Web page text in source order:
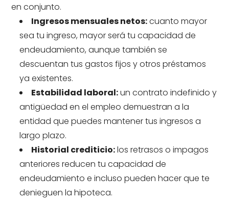
en conjunto.
Ingresos mensuales netos:cuanto mayor
sea tu ingreso, mayor será tu capacidad de
endeudamiento, aunque también se
descuentan tus gastos fijos y otros préstamos
ya existentes.
Estabilidad laboral:un contrato indefinido y
antigüedad en el empleo demuestran a la
entidad que puedes mantener tus ingresos a
largo plazo.
Historial crediticio:los retrasos o impagos
anteriores reducen tu capacidad de
endeudamiento e incluso pueden hacer que te
denieguen la hipoteca.